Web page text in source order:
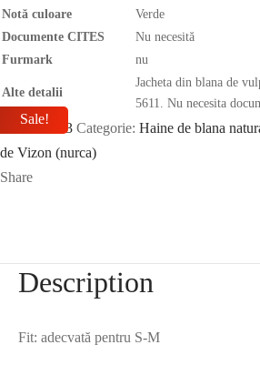
Sale!
Notă culoare
Verde
Documente CITES
Nu necesită
Furmark
nu
Alte detalii
Jacheta din blana de
5611. Nu necesita
SKU:BG23 Categorie: Haine de blana
de Vizon (nurca)
Share
Description
Fit: adecvată pentru S-M